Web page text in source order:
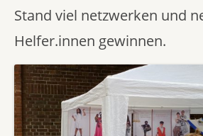
Stand viel netzwerken und
Helfer.innen gewinnen.